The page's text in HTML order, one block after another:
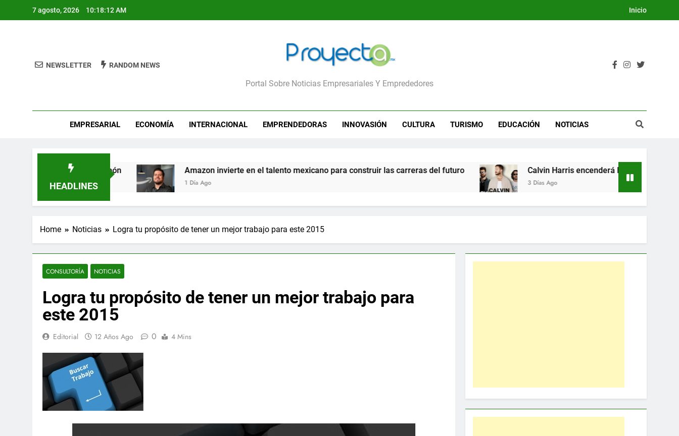
7 agosto, 2026 10:18:13 AM Inicio
ProyectaPortal Sobre Noticias Empresariales Y Emprededores
NEWSLETTER RANDOM NEWS
EMPRESARIAL ECONOMÍA INTERNACIONAL EMPRENDEDORAS INNOVASIÓN CULTURA TURISMO EDUCACIÓN NOTICIAS
HEADLINES
busca héroes de León Amazon invierte en el talento mexicano para construir las carreras del futuro
1 Día Ago
Calvin Harris encenderá la Dream Night del
3 Días Ago
Home Noticias Logra tu propósito de tener un mejor trabajo para este 2015
CONSULTORÍA NOTICIAS
Logra tu propósito de tener un mejor trabajo para
este 2015
Editorial 12 Años Ago 0 4 Mins